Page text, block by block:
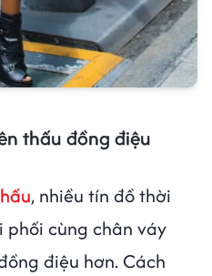
thấu đồng điệu
, nhiều tín đồ thời
cùng chân váy
điệu hơn. Cách